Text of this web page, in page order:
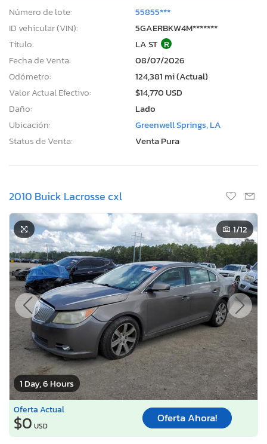
Número de lote:
55855***
ID vehicular (VIN):
5GAERBKW4M*******
Título:
LA ST R
Fecha de Venta:
08/07/2026
Odómetro:
124,381 mi (Actual)
Valor Actual Efectivo:
$14,770 USD
Daño:
Lado
Ubicación:
Greenwell Springs, LA
Status de Venta:
Venta Pura
2010 Buick Lacrosse cxl
1 Day, 6 Hours
1/12
Oferta Actual
$0 USD
Oferta Ahora!